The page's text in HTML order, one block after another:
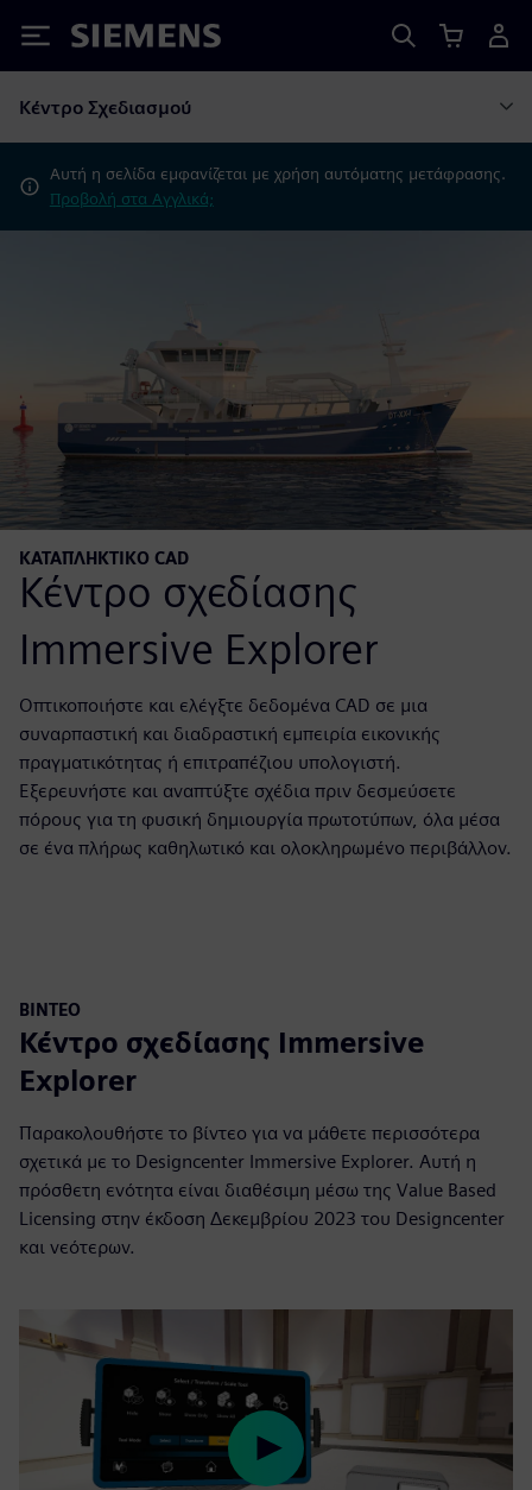
Siemens
Κέντρο Σχεδιασμού
Αυτή η σελίδα εμφανίζεται με χρήση αυτόματης μετάφρασης.
Προβολή στα Αγγλικά;
ΚΑΤΑΠΛΗΚΤΙΚΌ CAD
Κέντρο σχεδίασης
Immersive Explorer
Οπτικοποιήστε και ελέγξτε δεδομένα CAD σε μια
συναρπαστική και διαδραστική εμπειρία εικονικής
πραγματικότητας ή επιτραπέζιου υπολογιστή.
Εξερευνήστε και αναπτύξτε σχέδια πριν δεσμεύσετε
πόρους για τη φυσική δημιουργία πρωτοτύπων, όλα μέσα
σε ένα πλήρως καθηλωτικό και ολοκληρωμένο περιβάλλον.
ΒΊΝΤΕΟ
Κέντρο σχεδίασης Immersive
Explorer
Παρακολουθήστε το βίντεο για να μάθετε περισσότερα
σχετικά με το Designcenter Immersive Explorer. Αυτή η
πρόσθετη ενότητα είναι διαθέσιμη μέσω της Value Based
Licensing στην έκδοση Δεκεμβρίου 2023 του Designcenter
και νεότερων.
Play